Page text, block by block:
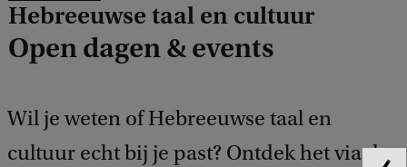
Hebreeuwse taal en cultuur
Open dagen & events
Wil je weten of Hebreeuwse taal en
cultuur echt bij je past? Ontdek het via de